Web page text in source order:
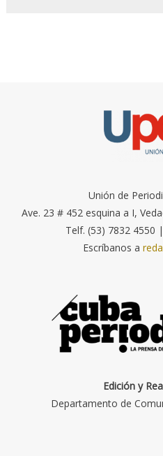
Unión de
Ave. 23 # 452 esquina a I,
Telf. (53) 7832 4550
Escríbanos a
Edición y
Departamento de